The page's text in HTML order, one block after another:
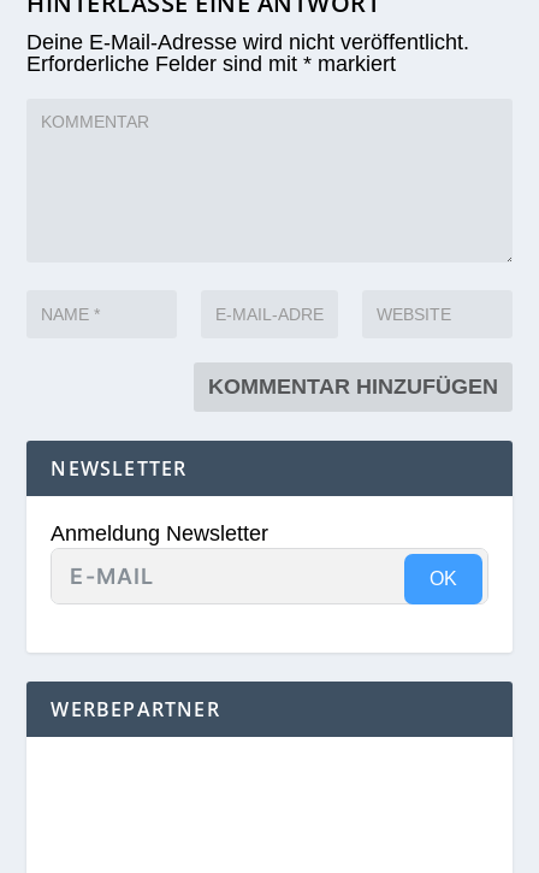
Deine E-Mail-Adresse wird nicht veröffentlicht.
Erforderliche Felder sind mit* markiert
NEWSLETTER
Anmeldung Newsletter
OK
WERBEPARTNER